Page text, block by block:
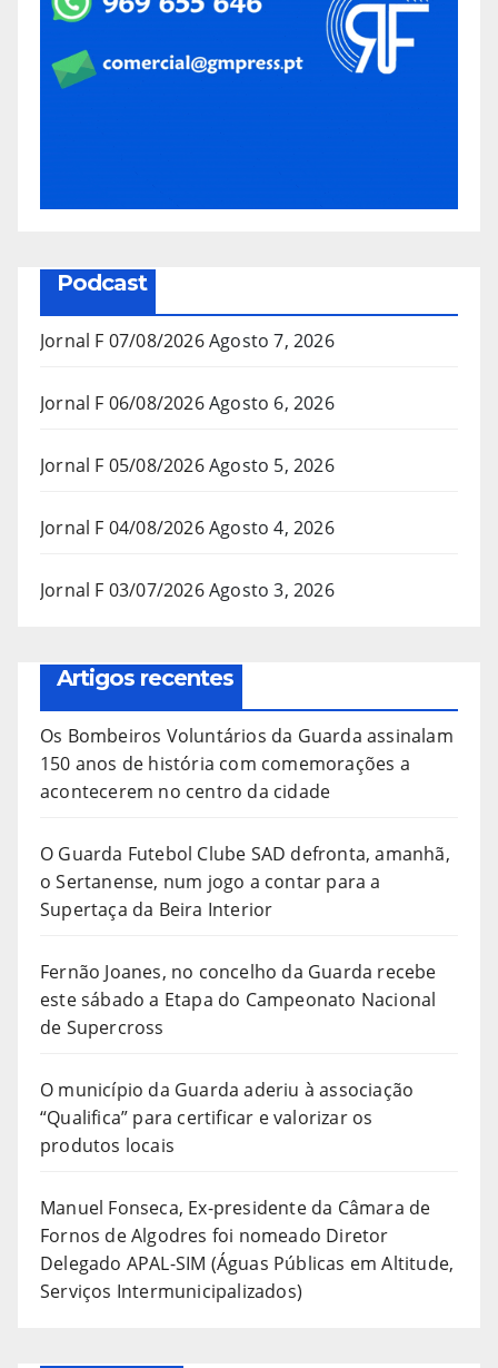
Podcast
Jornal F 07/08/2026Agosto 7, 2026
Jornal F 06/08/2026Agosto 6, 2026
Jornal F 05/08/2026Agosto 5, 2026
Jornal F 04/08/2026Agosto 4, 2026
Jornal F 03/07/2026Agosto 3, 2026
Artigos recentes
Os Bombeiros Voluntários da Guarda assinalam
150 anos de história com comemorações a
acontecerem no centro da cidade
O Guarda Futebol Clube SAD defronta, amanhã,
o Sertanense, num jogo a contar para a
Supertaça da Beira Interior
Fernão Joanes, no concelho da Guarda recebe
este sábado a Etapa do Campeonato Nacional
de Supercross
O município da Guarda aderiu à associação
“Qualifica” para certificar e valorizar os
produtos locais
Manuel Fonseca, Ex-presidente da Câmara de
Fornos de Algodres foi nomeado Diretor
Delegado APAL-SIM (Águas Públicas em Altitude,
Serviços Intermunicipalizados)